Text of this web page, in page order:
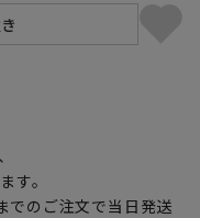
す。
でのご注文で当日発送